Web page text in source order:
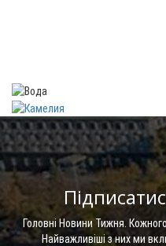
Головні Новини Тижня.
Найважливіші з них ми